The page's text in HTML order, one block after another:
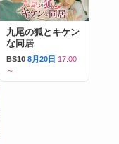
九尾の狐とキケン
な同居
BS10 8月20日 17:00
～